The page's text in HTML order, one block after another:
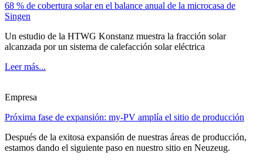
68 % de cobertura solar en el balance anual de la microcasa de
Singen
Un estudio de la HTWG Konstanz muestra la fracción solar
alcanzada por un sistema de calefacción solar eléctrica
Leer más...
Empresa
Próxima fase de expansión: my-PV amplía el sitio de producción
Después de la exitosa expansión de nuestras áreas de producción,
estamos dando el siguiente paso en nuestro sitio en Neuzeug.